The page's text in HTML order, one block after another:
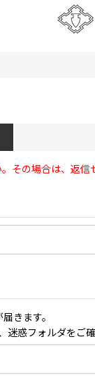
その場合は、返信
きます。
迷惑フォルダをご確